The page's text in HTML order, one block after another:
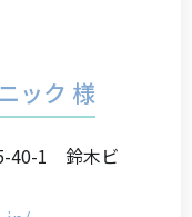
ック 様
40-1 鈴木ビ